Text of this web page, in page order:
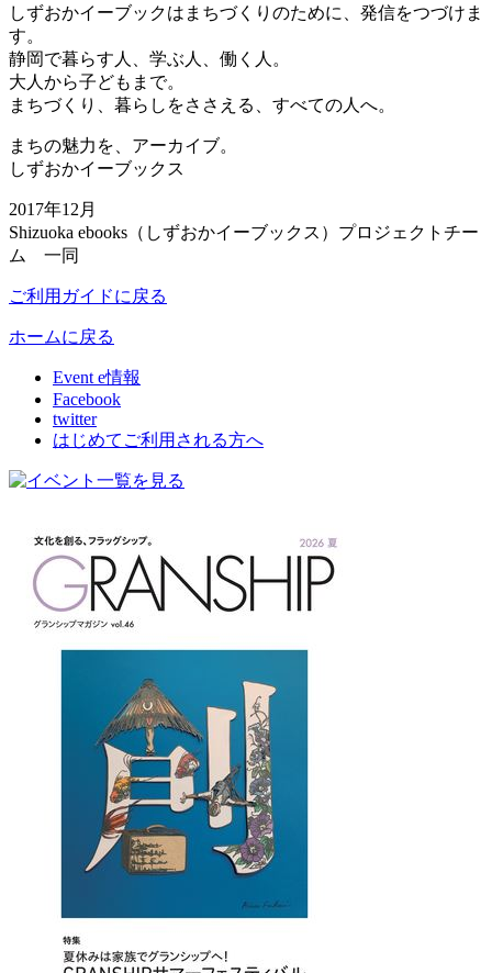
しずおかイーブックはまちづくりのために、発信をつづけま
す。
静岡で暮らす人、学ぶ人、働く人。
大人から子どもまで。
まちづくり、暮らしをささえる、すべての人へ。
まちの魅力を、アーカイブ。
しずおかイーブックス
2017年12月
Shizuoka ebooks（しずおかイーブックス）プロジェクトチー
ム 一同
ご利用ガイドに戻る
ホームに戻る
Event e情報
Facebook
twitter
はじめてご利用される方へ